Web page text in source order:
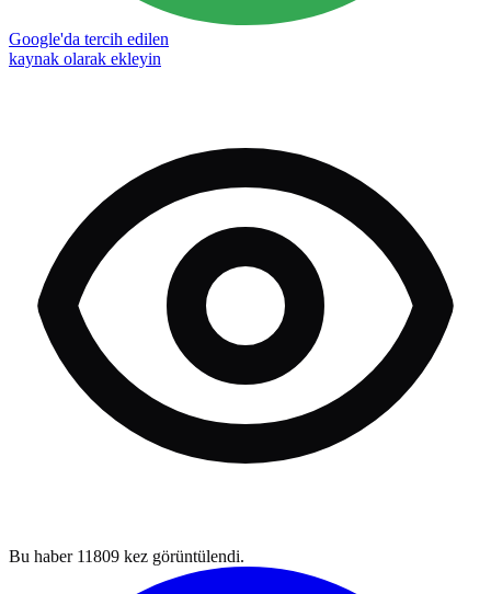
Google'da tercih edilen
kaynak olarak ekleyin
Bu haber 11809 kez görüntülendi.